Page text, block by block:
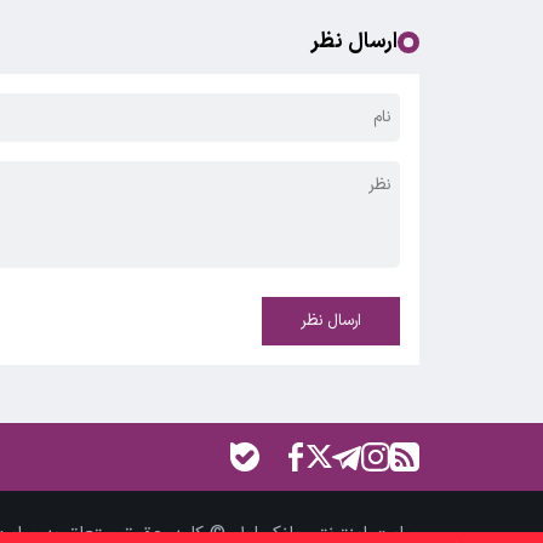
ارسال نظر
ارسال نظر
سایت اینترنتی بانک اول © کلیه حقوق متعلق به